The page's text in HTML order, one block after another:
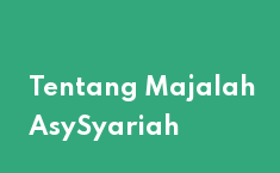
Tentang Majalah
AsySyariah